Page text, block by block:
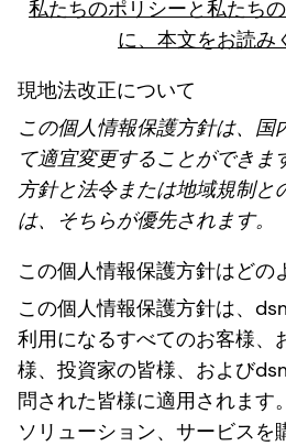
私たちのポリシーと私たち
に、本文をお読み
現地法改正について
この個人情報保護方針は、国
て適宜変更することができま
方針と法令または地域規制と
は、そちらが優先されます。
この個人情報保護方針はどの
この個人情報保護方針は、
利用になるすべてのお客様、
様、投資家の皆様、および
問された皆様に適用されます
ソリューション、サービスを